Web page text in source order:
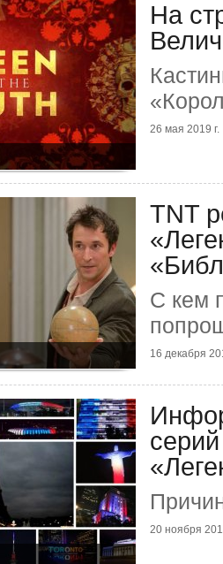
На
26 мая 2019 г.
TNT
С кем
16 декабря
20 ноября